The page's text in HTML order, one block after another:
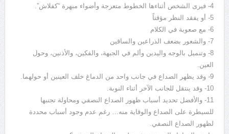
4- فيرى الشخص أثناءها الخطوط متعرجة وأضواء مبهرة “كفلاش”.
5- أو يفقد النظر مؤقتاً
6- مع صعوبة في الكلام
7- والشعور بضعف الذراعين والساقين
8- وتنميل بالوجه واليدين وألم في الجبهة، والفكين، والأذنين، وحول
العين.
9- وقد يظهر الصداع في جانب واحد من الدماغ خلف العينين أو حولهما.
10- وقد ينتقل للجانب الآخر أثناء النوبة.
11- والأفضل تحديد أسباب ظهور الصداع النصفي ومحاولة تجنبها
للسيطرة على الصداع والوقاية منه… رغم عدم وجود أسباب محددة
لظهور الصداع النصفي.